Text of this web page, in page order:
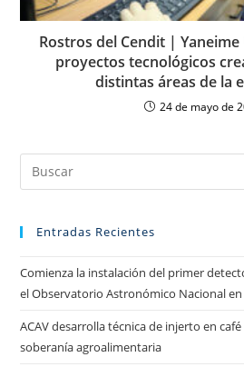
Rostros del Cendit |
proyectos tecnológicos
distintas áreas de la
24 de mayo de
Entradas Recientes
Comienza la instalación del primer
el Observatorio Astronómico Nacional
ACAV desarrolla técnica de injerto en
soberanía agroalimentaria